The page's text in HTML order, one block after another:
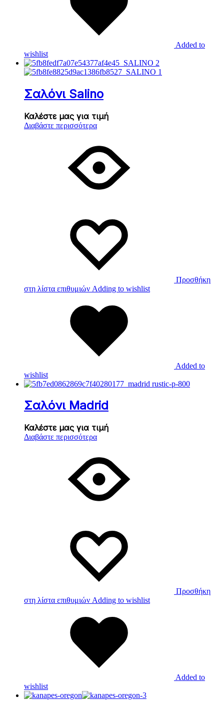
Added to
wishlist
Σαλόνι Salino
Καλέστε μας για τιμή
Διαβάστε περισσότερα
Προσθήκη
στη λίστα επιθυμιών Adding to wishlist
Added to
wishlist
Σαλόνι Madrid
Καλέστε μας για τιμή
Διαβάστε περισσότερα
Προσθήκη
στη λίστα επιθυμιών Adding to wishlist
Added to
wishlist